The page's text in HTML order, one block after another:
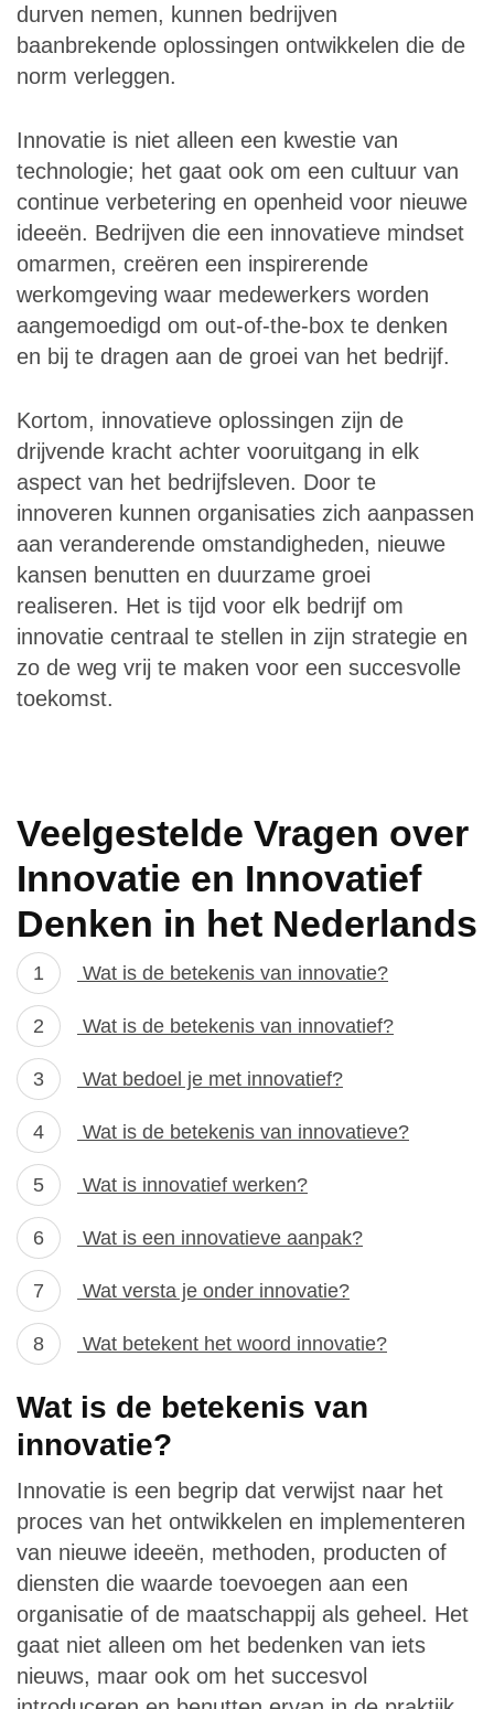
durven nemen, kunnen bedrijven
baanbrekende oplossingen ontwikkelen die de
norm verleggen.
Innovatie is niet alleen een kwestie van
technologie; het gaat ook om een ​​cultuur van
continue verbetering en openheid voor nieuwe
ideeën. Bedrijven die een innovatieve mindset
omarmen, creëren een inspirerende
werkomgeving waar medewerkers worden
aangemoedigd om out-of-the-box te denken
en bij te dragen aan de groei van het bedrijf.
Kortom, innovatieve oplossingen zijn de
drijvende kracht achter vooruitgang in elk
aspect van het bedrijfsleven. Door te
innoveren kunnen organisaties zich aanpassen
aan veranderende omstandigheden, nieuwe
kansen benutten en duurzame groei
realiseren. Het is tijd voor elk bedrijf om
innovatie centraal te stellen in zijn strategie en
zo de weg vrij te maken voor een succesvolle
toekomst.
Veelgestelde Vragen over
Innovatie en Innovatief
Denken in het Nederlands
Wat is de betekenis van innovatie?
Wat is de betekenis van innovatief?
Wat bedoel je met innovatief?
Wat is de betekenis van innovatieve?
Wat is innovatief werken?
Wat is een innovatieve aanpak?
Wat versta je onder innovatie?
Wat betekent het woord innovatie?
Wat is de betekenis van
innovatie?
Innovatie is een begrip dat verwijst naar het
proces van het ontwikkelen en implementeren
van nieuwe ideeën, methoden, producten of
diensten die waarde toevoegen aan een
organisatie of de maatschappij als geheel. Het
gaat niet alleen om het bedenken van iets
nieuws, maar ook om het succesvol